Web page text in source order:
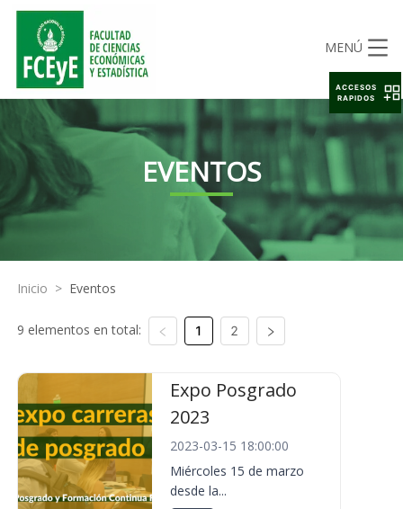
MENÚ
EVENTOS
Inicio > Eventos
9 elementos en total: 1 2
Expo Posgrado
2023
2023-03-15 18:00:00
Miércoles 15 de marzo
desde la...
ACCESOS
RAPIDOS